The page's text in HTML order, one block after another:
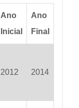
Ano
Inicial
Ano
Final
2012 2014